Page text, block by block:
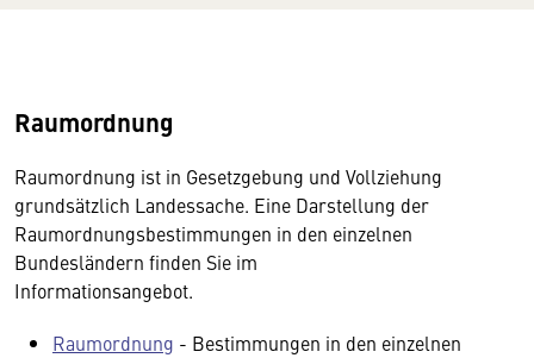
Raumordnung
Raumordnung ist in Gesetzgebung und Vollziehung
grundsätzlich Landessache. Eine Darstellung der
Raumordnungsbestimmungen in den einzelnen
Bundesländern finden Sie im
Informationsangebot.
Raumordnung - Bestimmungen in den einzelnen